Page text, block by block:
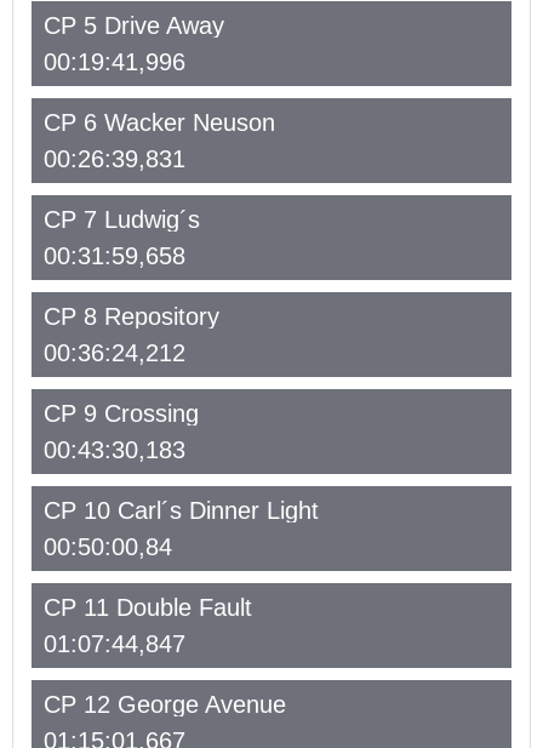
CP 5 Drive Away
00:19:41,996
CP 6 Wacker Neuson
00:26:39,831
CP 7 Ludwig´s
00:31:59,658
CP 8 Repository
00:36:24,212
CP 9 Crossing
00:43:30,183
CP 10 Carl´s Dinner Light
00:50:00,84
CP 11 Double Fault
01:07:44,847
CP 12 George Avenue
01:15:01,667